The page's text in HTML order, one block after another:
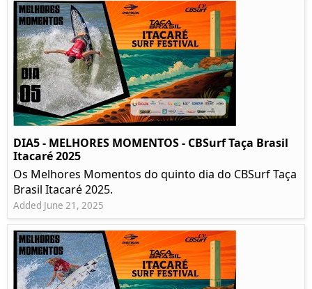
DIA5 - MELHORES MOMENTOS - CBSurf Taça Brasil
Itacaré 2025
Os Melhores Momentos do quinto dia do CBSurf Taça
Brasil Itacaré 2025.
Added June 21, 2025